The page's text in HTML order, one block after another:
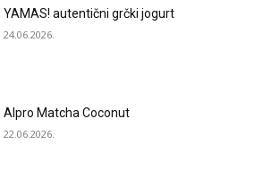
YAMAS! autentični grčki jogurt
24.06.2026.
Alpro Matcha Coconut
22.06.2026.